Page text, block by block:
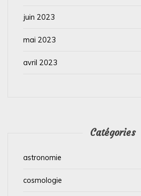
juin 2023
mai 2023
avril 2023
Catégories
astronomie
cosmologie